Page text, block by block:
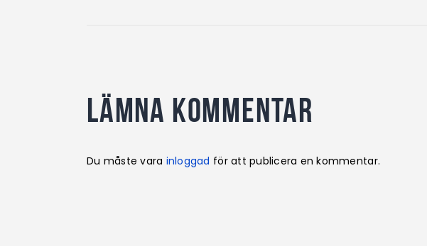
Lämna kommentar
Du måste vara inloggad för att publicera en kommentar.